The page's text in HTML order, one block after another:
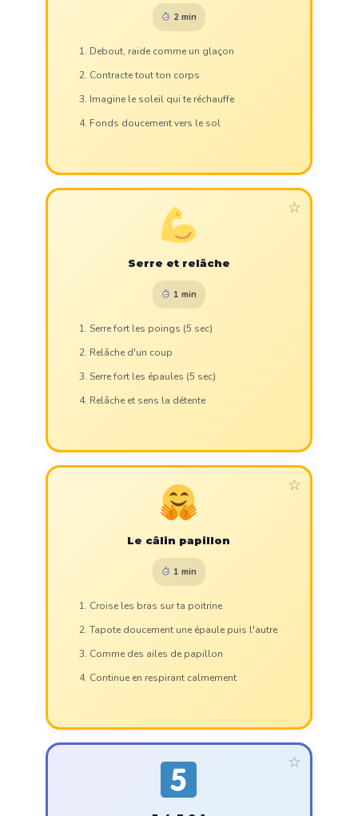
2 min
Debout, raide comme un glaçon
Contracte tout ton corps
Imagine le soleil qui te réchauffe
Fonds doucement vers le sol
☆
Serre et relâche
1 min
Serre fort les poings (5 sec)
Relâche d'un coup
Serre fort les épaules (5 sec)
Relâche et sens la détente
☆
Le câlin papillon
1 min
Croise les bras sur ta poitrine
Tapote doucement une épaule puis l'autre
Comme des ailes de papillon
Continue en respirant calmement
☆